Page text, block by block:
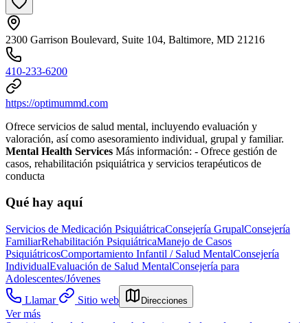
2300 Garrison Boulevard, Suite 104, Baltimore, MD 21216
410-233-6200
https://optimummd.com
Ofrece servicios de salud mental, incluyendo evaluación y
valoración, así como asesoramiento individual, grupal y familiar.
Mental Health Services Más información: - Ofrece gestión de
casos, rehabilitación psiquiátrica y servicios terapéuticos de
conducta
Qué hay aquí
Servicios de Medicación PsiquiátricaConsejería GrupalConsejería
FamiliarRehabilitación PsiquiátricaManejo de Casos
PsiquiátricosComportamiento Infantil / Salud MentalConsejería
IndividualEvaluación de Salud MentalConsejería para
Adolescentes/Jóvenes
Llamar
Sitio web Direcciones
Ver más